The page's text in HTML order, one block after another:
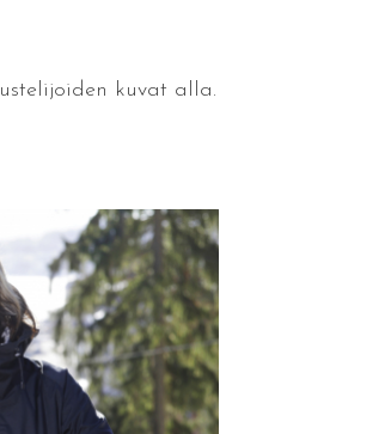
kuvat alla.